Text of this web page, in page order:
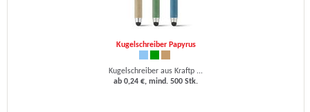
Kugelschreiber Papyrus
Kugelschreiber aus Kraftp ...
ab 0,24 €, mind. 500 Stk.